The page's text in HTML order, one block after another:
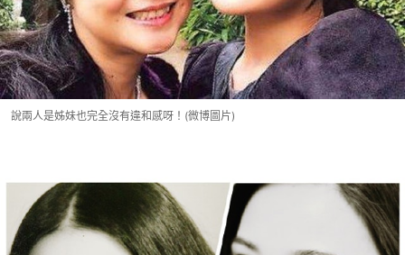
說兩人是姊妹也完全沒有違和感呀！(微博圖片)